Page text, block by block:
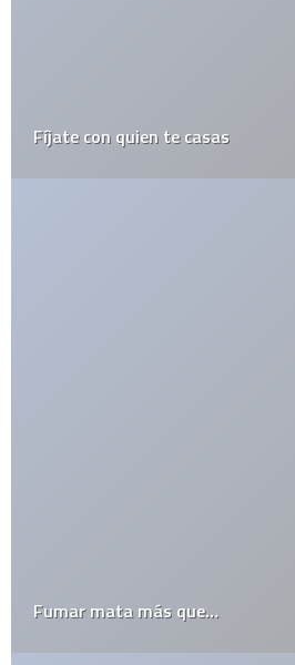
México podría cambiar de nombre
Otros usos de WordPress